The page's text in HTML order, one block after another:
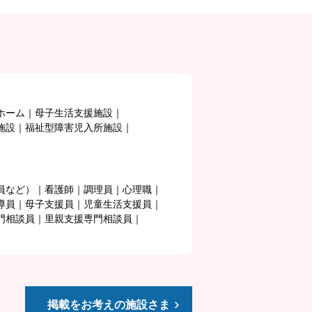
ーム
母子生活支援施設
設
福祉型障害児入所施設
ど）
看護師 調理員
心理職
員 母子支援員
児童生活支援員
相談員
里親支援専門相談員
掲載をお考えの施設さま